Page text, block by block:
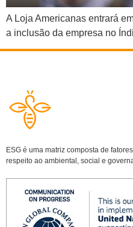
A Loja Americanas entrará
a inclusão da empresa no
ESG é uma matriz composta de
respeito ao ambiental, social e